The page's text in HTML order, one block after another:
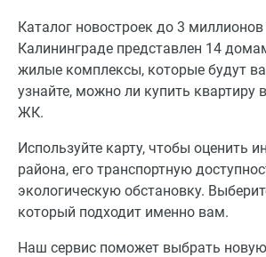
Каталог новостроек до 3 миллионов
Калининграде представлен 14
жилые комплексы, которые будут
узнайте, можно ли купить квартиру
ЖК.
Используйте карту, чтобы оценить
района, его транспортную
экологическую обстановку.
который подходит именно вам.
Наш сервис поможет выбрать